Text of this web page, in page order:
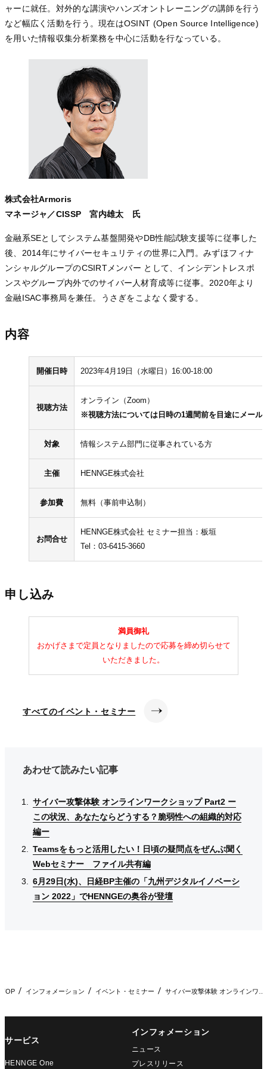
ャーに就任。対外的な講演やハンズオントレーニングの講師を行う
など幅広く活動を行う。現在はOSINT (Open Source Intelligence)
を用いた情報収集分析業務を中心に活動を行なっている。
株式会社Armoris
マネージャ／CISSP 宮内雄太 氏
金融系SEとしてシステム基盤開発やDB性能試験支援等に従事した
後、2014年にサイバーセキュリティの世界に入門。みずほフィナ
ンシャルグループのCSIRTメンバー として、インシデントレスポ
ンスやグループ内外でのサイバー人材育成等に従事。2020年より
金融ISAC事務局を兼任。うさぎをこよなく愛する。
内容
開催日時 2023年4月19日（水曜日）16:00-18:00
視聴方法
オンライン（Zoom）
※視聴方法については日時の1週間前を目途にメール
対象 情報システム部門に従事されている方
主催 HENNGE株式会社
参加費 無料（事前申込制）
お問合せ
HENNGE株式会社 セミナー担当：板垣
Tel：03-6415-3660
申し込み
満員御礼
おかげさまで定員となりましたので応募を締め切らせて
いただきました。
すべてのイベント・セミナー
あわせて読みたい記事
サイバー攻撃体験 オンラインワークショップ Part2 ー
この状況、あなたならどうする？脆弱性への組織的対応
編ー
サイバー攻撃体験 オンラインワークショップ Part2 ー
この状況、あなたならどうする？脆弱性への組織的対応
編ー
サイバー攻撃体験 オンラインワークショップ Part2 ー
この状況、あなたならどうする？脆弱性への組織的対応
編ー
Teamsをもっと活用したい！日頃の疑問点をぜんぶ聞く
Webセミナー ファイル共有編
Teamsをもっと活用したい！日頃の疑問点をぜんぶ聞く
Webセミナー ファイル共有編
Teamsをもっと活用したい！日頃の疑問点をぜんぶ聞く
Webセミナー ファイル共有編
6月29日(水)、日経BP主催の「九州デジタルイノベーシ
ョン 2022」でHENNGEの奥谷が登壇
6月29日(水)、日経BP主催の「九州デジタルイノベーシ
ョン 2022」でHENNGEの奥谷が登壇
6月29日(水)、日経BP主催の「九州デジタルイノベーシ
ョン 2022」でHENNGEの奥谷が登壇
TOP インフォメーション イベント・セミナー
サービス
HENNGE One
インフォメーション
ニュース
プレスリリース